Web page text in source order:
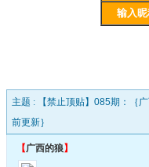
主题 :
【禁止顶贴】085期：｛
前更新｝
【广西的狼】